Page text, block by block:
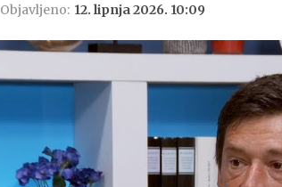
Objavljeno: 12. lipnja 2026. 10:09